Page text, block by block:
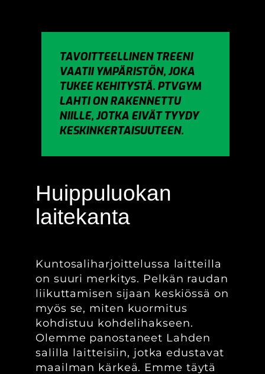
TAVOITTEELLINEN TREENI
VAATII YMPÄRISTÖN, JOKA
TUKEE KEHITYSTÄ. PTVGYM
LAHTI ON RAKENNETTU
NIILLE, JOTKA EIVÄT TYYDY
KESKINKERTAISUUTEEN.
Huippuluokan
laitekanta
Kuntosaliharjoittelussa laitteilla
on suuri merkitys. Pelkän raudan
liikuttamisen sijaan keskiössä on
myös se, miten kuormitus
kohdistuu kohdelihakseen.
Olemme panostaneet Lahden
salilla laitteisiin, jotka edustavat
maailman kärkeä. Emme täytä